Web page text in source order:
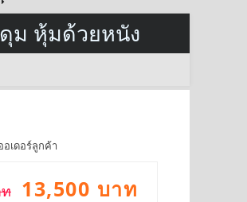
ม หุ้มด้วยหนัง
เดอร์ลูกค้า
13,500 บาท